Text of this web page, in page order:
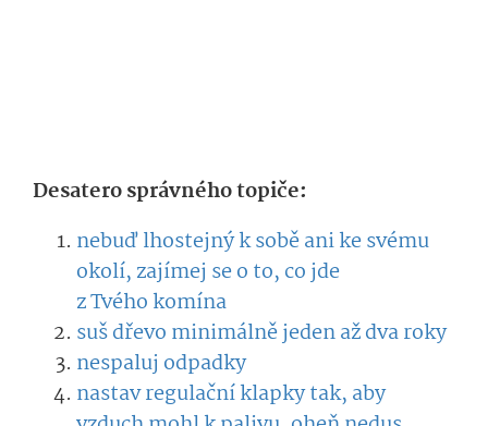
Desatero správného topiče:
nebuď lhostejný k sobě ani ke svému
okolí, zajímej se o to, co jde
z Tvého komína
suš dřevo minimálně jeden až dva roky
nespaluj odpadky
nastav regulační klapky tak, aby